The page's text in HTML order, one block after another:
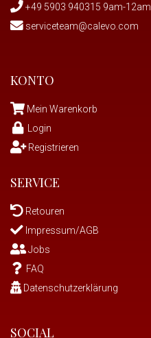
+49 5903 940315 9am-12am
serviceteam@calevo.com
KONTO
Mein Warenkorb
Login
Registrieren
SERVICE
Retouren
Impressum/AGB
Jobs
FAQ
Datenschutzerklärung
SOCIAL